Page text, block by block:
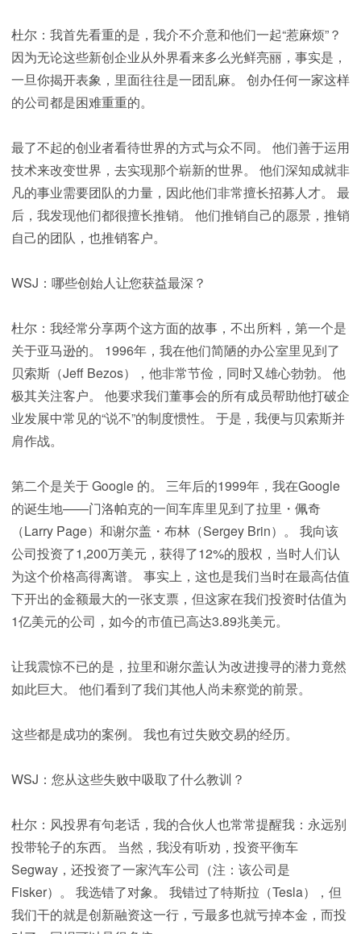
杜尔：我首先看重的是，我介不介意和他们一起“惹麻烦”？
因为无论这些新创企业从外界看来多么光鲜亮丽，事实是，
一旦你揭开表象，里面往往是一团乱麻。 创办任何一家这样
的公司都是困难重重的。
最了不起的创业者看待世界的方式与众不同。 他们善于运用
技术来改变世界，去实现那个崭新的世界。 他们深知成就非
凡的事业需要团队的力量，因此他们非常擅长招募人才。 最
后，我发现他们都很擅长推销。 他们推销自己的愿景，推销
自己的团队，也推销客户。
WSJ：哪些创始人让您获益最深？
杜尔：我经常分享两个这方面的故事，不出所料，第一个是
关于亚马逊的。 1996年，我在他们简陋的办公室里见到了
贝索斯（Jeff Bezos），他非常节俭，同时又雄心勃勃。 他
极其关注客户。 他要求我们董事会的所有成员帮助他打破企
业发展中常见的“说不”的制度惯性。 于是，我便与贝索斯并
肩作战。
第二个是关于 Google 的。 三年后的1999年，我在Google
的诞生地——门洛帕克的一间车库里见到了拉里・佩奇
（Larry Page）和谢尔盖・布林（Sergey Brin）。 我向该
公司投资了1,200万美元，获得了12%的股权，当时人们认
为这个价格高得离谱。 事实上，这也是我们当时在最高估值
下开出的金额最大的一张支票，但这家在我们投资时估值为
1亿美元的公司，如今的市值已高达3.89兆美元。
让我震惊不已的是，拉里和谢尔盖认为改进搜寻的潜力竟然
如此巨大。 他们看到了我们其他人尚未察觉的前景。
这些都是成功的案例。 我也有过失败交易的经历。
WSJ：您从这些失败中吸取了什么教训？
杜尔：风投界有句老话，我的合伙人也常常提醒我：永远别
投带轮子的东西。 当然，我没有听劝，投资平衡车
Segway，还投资了一家汽车公司（注：该公司是
Fisker）。 我选错了对象。 我错过了特斯拉（Tesla），但
我们干的就是创新融资这一行，亏最多也就亏掉本金，而投